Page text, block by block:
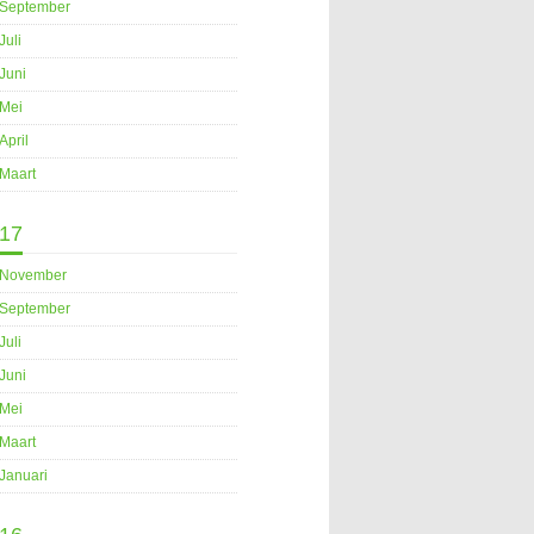
September
Juli
Juni
Mei
April
Maart
November
September
Juli
Juni
Mei
Maart
Januari